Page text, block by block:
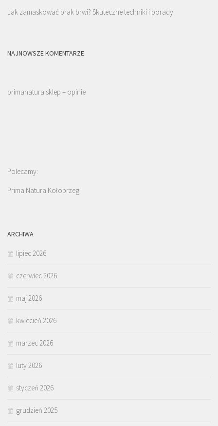
Jak zamaskować brak brwi? Skuteczne techniki i porady
NAJNOWSZE KOMENTARZE
primanatura sklep – opinie
Polecamy:
Prima Natura Kołobrzeg
ARCHIWA
lipiec 2026
czerwiec 2026
maj 2026
kwiecień 2026
marzec 2026
luty 2026
styczeń 2026
grudzień 2025